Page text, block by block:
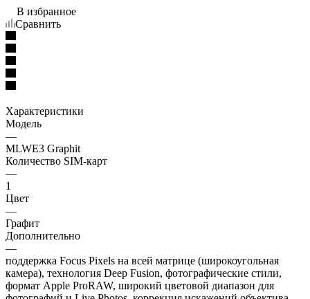
В избранное
Сравнить
Характеристики
Модель
—
MLWE3 Graphit
Количество SIM-карт
—
1
Цвет
—
Графит
Дополнительно
—
поддержка Focus Pixels на всей матрице (широкоугольная
камера), технология Deep Fusion, фотографические стили,
формат Apple ProRAW, широкий цветовой диапазон для